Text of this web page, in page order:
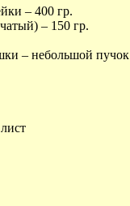
– 400 гр.
– 150 гр.
– небольшой пучок